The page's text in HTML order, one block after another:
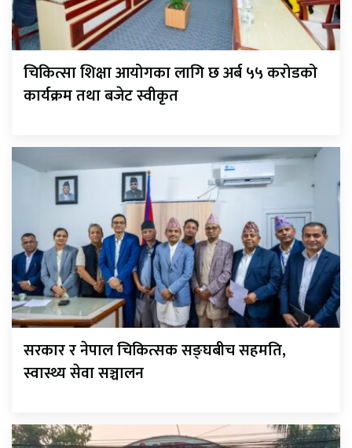
चिकित्सा शिक्षा आयोगका लागि छ अर्ब ५५ करोडको
कार्यक्रम तथा बजेट स्वीकृत
सरकार र नेपाल चिकित्सक सङ्घबीच सहमति,
स्वास्थ्य सेवा सञ्चालन